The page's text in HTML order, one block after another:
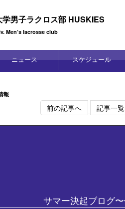
学男子ラクロス部 HUSKIES
Men’s lacrosse club
ニュース スケジュール
報
前の記事へ 記事一覧
サマー決起ブログ